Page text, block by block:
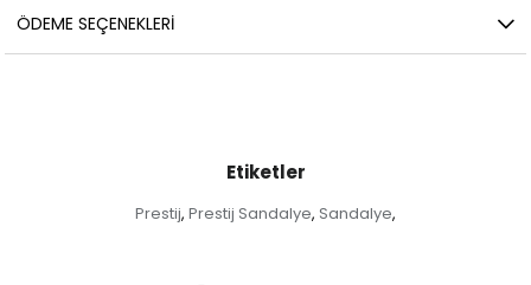
ÖDEME SEÇENEKLERI
Etiketler
Prestij, Prestij Sandalye, Sandalye,